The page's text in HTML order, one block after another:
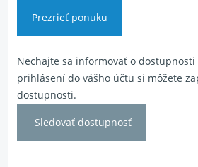
Prezrieť ponuku
Nechajte sa informovať o
prihlásení do vášho účtu si môžete
dostupnosti.
Sledovať dostupnosť